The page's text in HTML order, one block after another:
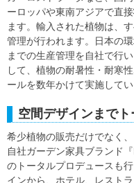
ーロッパや東南アジアで直
ます。輸入された植物は、
管理が行われます。日本の
までの生産管理を自社で行
して、植物の耐暑性・耐寒
ールを数年かけて実施してい
空間デザインまで
希少植物の販売だけでなく
自社ガーデン家具ブランド
のトータルプロデュースも
インから、ホテル、レスト